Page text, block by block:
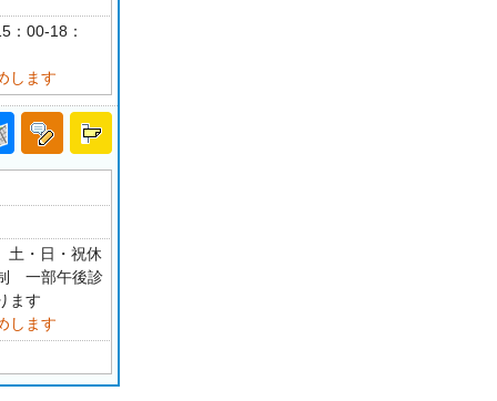
00-18：
します
・日・祝休
一部午後診
ます
します